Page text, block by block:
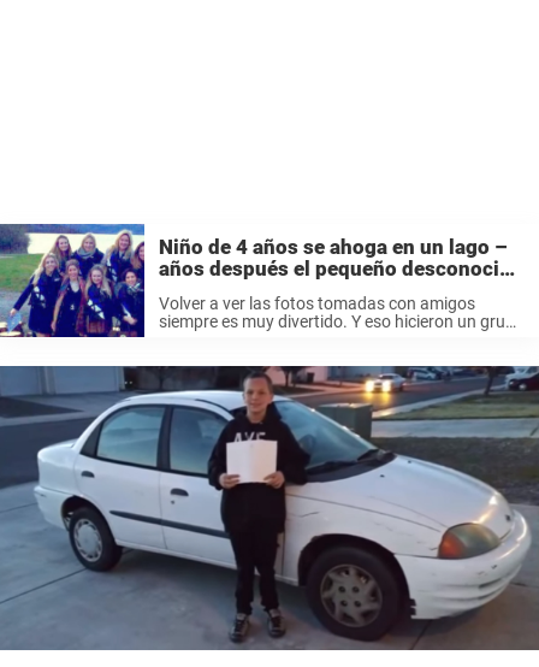
Niño de 4 años se ahoga en un lago –
años después el pequeño desconocido
aparece en la foto de una despedida de
soltera
Volver a ver las fotos tomadas con amigos
siempre es muy divertido. Y eso hicieron un grupo
...